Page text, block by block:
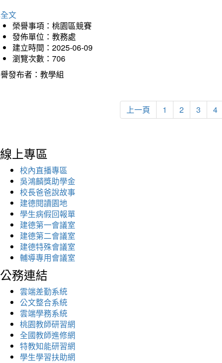
文
榮譽事項：桃園區競賽
發佈單位：教務處
建立時間：2025-06-09
瀏覽次數：706
發布者：教學組
上一頁 1 2 3 4
線上專區
校內直播專區
吳鴻麟獎助學金
校長爸爸說故事
建德閱讀園地
學生病假回報單
建德第一會議室
建德第二會議室
建德特殊會議室
輔導專用會議室
公務連結
雲端差勤系統
公文整合系統
雲端學務系統
桃園教師研習網
全國教師進修網
特教知能研習網
學生學習扶助網